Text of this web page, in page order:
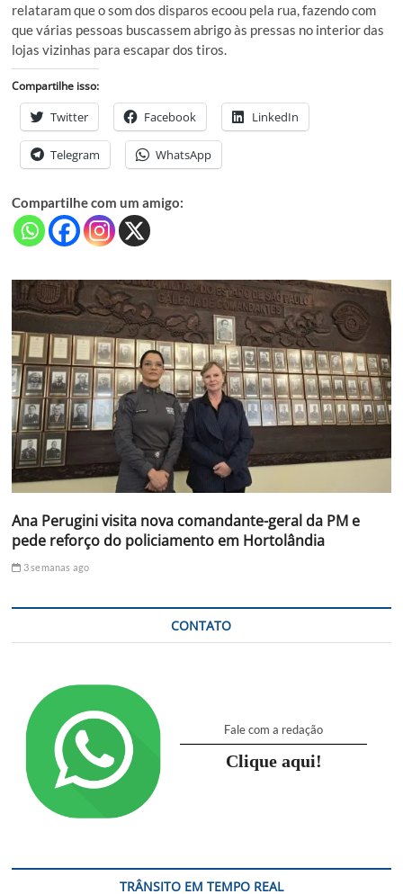
relataram que o som dos disparos ecoou pela rua, fazendo com
que várias pessoas buscassem abrigo às pressas no interior das
lojas vizinhas para escapar dos tiros.
Compartilhe isso:
Twitter Facebook LinkedIn
Telegram WhatsApp
Compartilhe com um amigo:
Ana Perugini visita nova comandante-geral da PM e
pede reforço do policiamento em Hortolândia
3 semanas ago
CONTATO
Fale com a redação
Clique aqui!
TRÂNSITO EM TEMPO REAL